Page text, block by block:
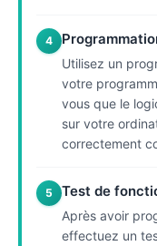
4
Utilisez un
votre
vous que le
sur votre
correctement
5 Test de
Après avoir
effectuez un